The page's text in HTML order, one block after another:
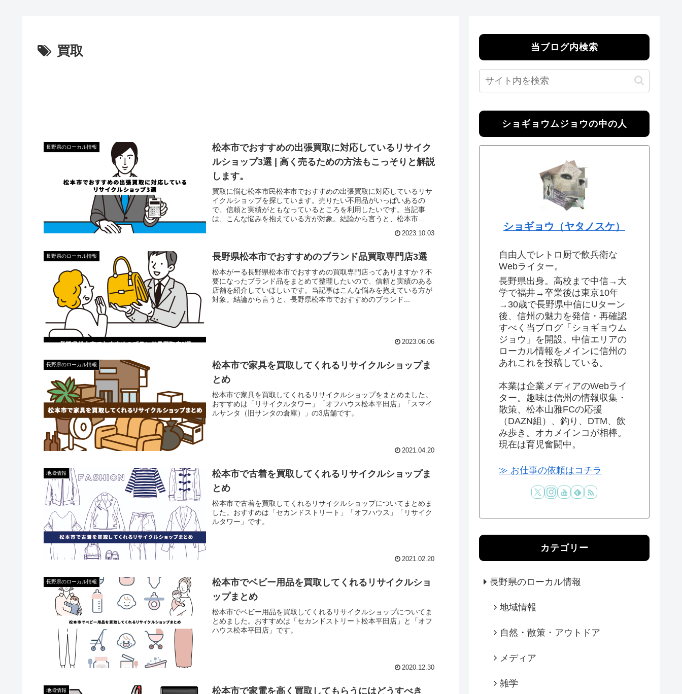
買取
長野県のローカル情報
松本市でおすすめの出張買取に対応しているリサイク
ルショップ3選 | 高く売るための方法もこっそりと解説
します。
買取に悩む松本市民松本市でおすすめの出張買取に対応しているリサ
イクルショップを探しています。売りたい不用品がいっぱいあるの
で、信頼と実績がともなっているところを利用したいです。当記事
は、こんな悩みを抱えている方が対象。結論から言うと、松本市...
2023.10.03
長野県のローカル情報 長野県松本市でおすすめのブランド品買取専門店3選
松本がーる長野県松本市でおすすめの買取専門店ってありますか？不
要になったブランド品をまとめて整理したいので、信頼と実績のある
店舗を紹介していほしいです。当記事はこんな悩みを抱えている方が
対象。結論から言うと、長野県松本市でおすすめのブランド...
2023.06.06
長野県のローカル情報
松本市で家具を買取してくれるリサイクルショップま
とめ
松本市で家具を買取してくれるリサイクルショップをまとめました。
おすすめは「リサイクルタワー」「オフハウス松本平田店」「スマイ
ルサンタ（旧サンタの倉庫）」の3店舗です。
2021.04.20
地域情報
松本市で古着を買取してくれるリサイクルショップま
とめ
松本市で古着を買取してくれるリサイクルショップについてまとめま
した。おすすめは「セカンドストリート」「オフハウス」「リサイク
ルタワー」です。
2021.02.20
長野県のローカル情報
松本市でベビー用品を買取してくれるリサイクルショ
ップまとめ
松本市でベビー用品を買取してくれるリサイクルショップについてま
とめました。おすすめは「セカンドストリート松本平田店」と「オフ
ハウス松本平田店」です。
2020.12.30
地域情報
松本市で家電を高く買取してもらうにはどうすべき
当ブログ内検索
ショギョウムジョウの中の人
ショギョウ（ヤタノスケ）
自由人でレトロ厨で飲兵衛な
Webライター。
長野県出身。高校まで中信→大
学で福井→卒業後は東京10年
→30歳で長野県中信にUターン
後、信州の魅力を発信・再確認
すべく当ブログ「ショギョウム
ジョウ」を開設。中信エリアの
ローカル情報をメインに信州の
あれこれを投稿している。
本業は企業メディアのWebライ
ター。趣味は信州の情報収集・
散策、松本山雅FCの応援
（DAZN組）、釣り、DTM、飲
み歩き。オカメインコが相棒。
現在は育児奮闘中。
≫ お仕事の依頼はコチラ
カテゴリー
長野県のローカル情報
地域情報
自然・散策・アウトドア
メディア
雑学